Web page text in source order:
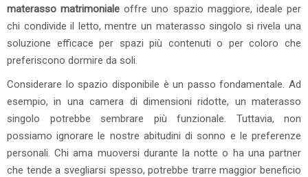
materasso matrimoniale offre uno spazio maggiore, ideale per
chi condivide il letto, mentre un materasso singolo si rivela una
soluzione efficace per spazi più contenuti o per coloro che
preferiscono dormire da soli.
Considerare lo spazio disponibile è un passo fondamentale. Ad
esempio, in una camera di dimensioni ridotte, un materasso
singolo potrebbe sembrare più funzionale. Tuttavia, non
possiamo ignorare le nostre abitudini di sonno e le preferenze
personali. Chi ama muoversi durante la notte o ha una partner
che tende a svegliarsi spesso, potrebbe trarre maggior beneficio